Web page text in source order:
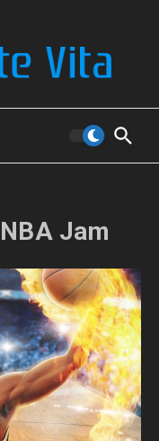
Jam